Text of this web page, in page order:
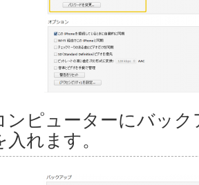
ンピューターにバッ
入れます。